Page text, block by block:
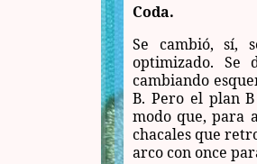
Coda.
Se cambió, sí,
optimizado. Se
cambiando
B. Pero el plan
modo que, para
chacales que
arco con once